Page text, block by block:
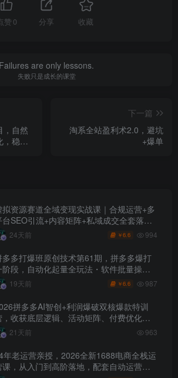
赞 0 分享 收藏
Failures are only lessons.
失败只是成长的课堂
，自然
，稳定
下一篇
淘系全站盈利术2.0，避坑
+爆单
拟资源赛道全域变现实战课｜合规运营+多
台SEO引流+内容矩阵+私域成交全套落地
法24天前 ￥6.6 994
多多打爆班原创技术第61期，拼多多爆打
阶段，自动化起量全玩法・软件批量操
・投产优化・大促矩阵实战课
19天前 ￥6.6 987
拼多多AI智创+利润爆破双核爆款特训
，收获底层逻辑、活动矩阵、付费优化、
打爆SOP
21天前 963
年老运营亲授，2026全新1688电商全栈运
课，从入门到高阶落地，配套自动运营表